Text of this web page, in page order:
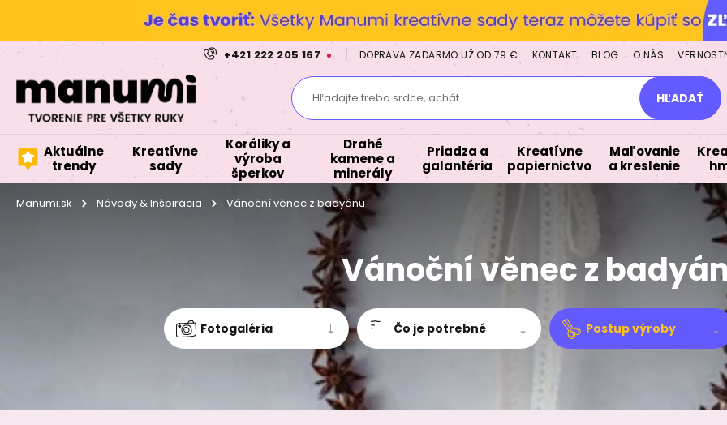
+421 222 205 167 DOPRAVA ZADARMO UŽ OD 79 € KONTAKT BLOG O NÁS
Hľadajte treba srdce, achát... HĽADAŤ
Aktuálne
trendy
Kreatívne
sady
Koráliky a
výroba
šperkov
Drahé
kamene a
minerály
Priadza a
galantéria
Kreatívne
papiernictvo
Maľovanie
a kreslenie
Manumi.sk Návody & Inšpirácia Vánoční věnec z badyánu
Vánoční věnec z
Fotogaléria Čo je potrebné Postup výroby